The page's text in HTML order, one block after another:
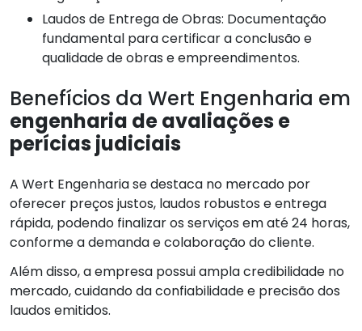
Laudos de Entrega de Obras: Documentação
fundamental para certificar a conclusão e
qualidade de obras e empreendimentos.
Benefícios da Wert Engenharia em
engenharia de avaliações e
perícias judiciais
A Wert Engenharia se destaca no mercado por
oferecer preços justos, laudos robustos e entrega
rápida, podendo finalizar os serviços em até 24 horas,
conforme a demanda e colaboração do cliente.
Além disso, a empresa possui ampla credibilidade no
mercado, cuidando da confiabilidade e precisão dos
laudos emitidos.